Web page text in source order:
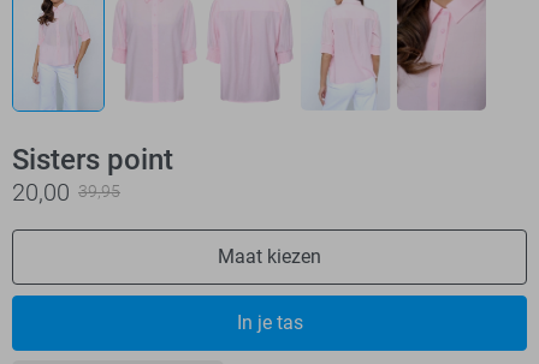
Sisters point
20,00 39,95
Maat kiezen
In je tas